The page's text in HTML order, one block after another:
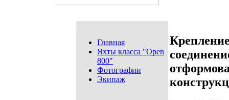
Главная
Яхты класса "Open
800"
Фотографии
Экипаж